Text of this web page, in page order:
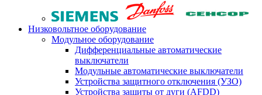
Низковольтное оборудование
Модульное оборудование
Дифференциальные автоматические
выключатели
Модульные автоматические выключатели
Устройства защитного отключения (УЗО)
Устройства защиты от дуги (AFDD)